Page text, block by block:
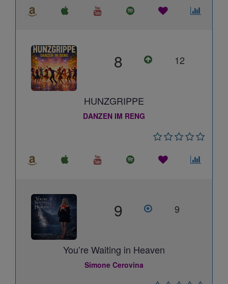
8 12
HUNZGRIPPE
DANZEN IM RENG
9 9
You’re Waiting in Heaven
Simone Cerovina